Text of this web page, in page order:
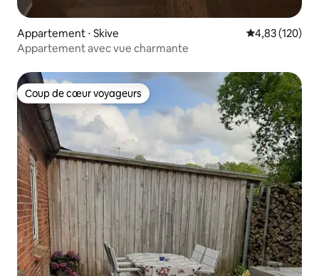
Appartement ⋅ Skive Évaluation
4,83 (120)
Appartement avec vue charmante
Coup de cœur voyageurs
Coup de cœur voyageurs